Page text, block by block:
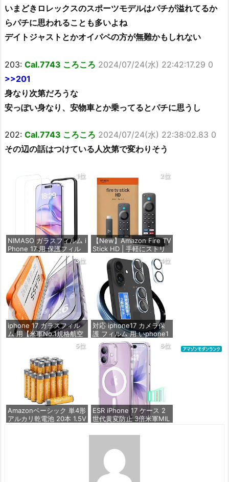
いまどきロレックスのスポーツモデルはパチが溢れてるか
らパチに思われることも多いよね
デイトジャストとかオイパペの方が無難かもしれない
203: Cal.7743 ころころ 2024/07/24(水) 22:42:17.29 0
>>201
身なり次第だろうな
安っぽい身なり、安物車とか乗ってるとパチに思うし
202: Cal.7743 ころころ 2024/07/24(水) 22:38:02.83 0
その辺の話はつけている人次第で変わりそう
1位
NIMASO ガラスフィルム i
Phone 17 用 保護フィル
ム 強化ガラス 耐衝撃 高
透過率 指紋防止 貼りやす
い ガイド枠付き | いPhon
e17 (6.3インチ) 対応 2枚
セット DSP25F1698
価格：¥1,599
2位
【New】Amazon Fire TV
Stick HD | 手軽にストリ
ーミングをはじめよう |
ストリーミングメディア
プレイヤー
価格：¥4,980
3位
iphone 17 ガラスフィル
ム 用【米軍No.1規格航空
材料&独創的なガイド枠】
2枚セット 全面保護 最強
硬度10H 耐衝撃 | いphon
e17 保護フィルム 気泡な
し Zeniss 自動吸着 貼付
け簡単 iphone17フィルム
超クリア画
価格：¥1,260
4位
対応 iphone17 カメラ保
護 フィルム 用 いphone1
7 カメラフィルム カメラ
カバー 日本製旭硝子 硬度
9H | 【3枚セット】 対応 i
phone 17 レンズフィルム
カバー アイホン17 用 カ
メラ保護ガラス 全面保護
2眼レンズ保
価格：¥518
5位
Amazonベーシック 単4形
アルカリ乾電池 20本 1.5V
6位
ESR iPhone 17 ケース 2
世代黄変防止 3倍米軍MIL
おん17用 カメラボタン付
ガードコーナー ワイヤレ
ス充電 耐衝撃 PC背面TP
Uバンパー 指紋防止 高耐
久性 マグネット